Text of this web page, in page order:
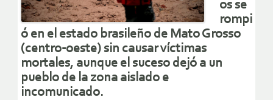
os se
rompi
ó en el estado brasileño de Mato Grosso
(centro-oeste) sin causar víctimas
mortales, aunque el suceso dejó a un
pueblo de la zona aislado e
incomunicado.